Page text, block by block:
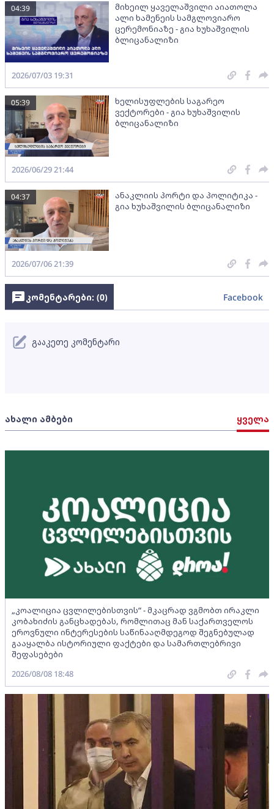
მიხეილ ყაველაშვილი აიათოლა
ალი ხამენეის სამგლოვიარო
ცერემონიაზე - გია ხუხაშვილის
ბლიცანალიზი
04:39
2026/07/03 19:31
ხელისუფლების საგარეო
ვექტორები - გია ხუხაშვილის
ბლიცანალიზი
05:39
2026/06/29 21:44
ანაკლიის პორტი და პოლიტიკა -
გია ხუხაშვილის ბლიცანალიზი
04:37
2026/07/06 21:39
ახალი ამბები ყველა
„კოალიცია ცვლილებისთვის“ - მკაცრად ვგმობთ ირაკლი
კობახიძის განცხადებას, რომლითაც მან საქართველოს
ეროვნული ინტერესების საწინააღმდეგოდ შეგნებულად
გააყალბა ისტორიული ფაქტები და სამართლებრივი
შეფასებები
2026/08/08 18:48
კომენტარები: (0) Facebook
გააკეთე კომენტარი